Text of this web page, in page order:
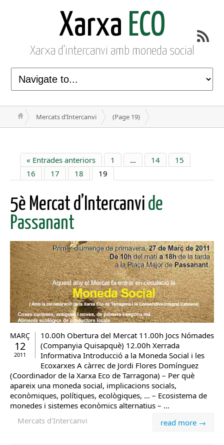
Xarxa ECO
Xarxa d'intercanvi amb moneda social
Mercats d’Intercanvi (Page 19)
« Entrades anteriors 1 … 14
15
16
17 18 19
5è Mercat d’Intercanvi de
Passanant
MARÇ
12
2011
10.00h Obertura del Mercat 11.00h Jocs Nómades
(Companyia Quisapquè) 12.00h Xerrada
Informativa Introducció a la Moneda Social i les
Ecoxarxes A càrrec de Jordi Flores Domínguez
(Coordinador de la Xarxa Eco de Tarragona) – Per què
apareix una moneda social, implicacions socials,
econòmiques, polítiques, ecològiques, … – Ecosistema de
monedes i sistemes econòmics alternatius – ...
read more →
Mercats d'Intercanvi